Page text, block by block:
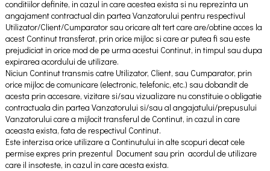
conditiilor definite, in cazul in care acestea exista si nu reprezinta un
angajament contractual din partea Vanzatorului pentru respectivul
Utilizator/Client/Cumparator sau oricare alt tert care are/obtine acces la
acest Continut transferat, prin orice mijloc si care ar putea fi sau este
prejudiciat in orice mod de pe urma acestui Continut, in timpul sau dupa
expirarea acordului de utilizare.
Niciun Continut transmis catre Utilizator, Client, sau Cumparator, prin
orice mijloc de comunicare (electronic, telefonic, etc.) sau dobandit de
acesta prin accesare, vizitare si/sau vizualizare nu constituie o obligatie
contractuala din partea Vanzatorului si/sau al angajatului/prepusului
Vanzatorului care a mijlocit transferul de Continut, in cazul in care
aceasta exista, fata de respectivul Continut.
Este interzisa orice utilizare a Continutului in alte scopuri decat cele
permise expres prin prezentul Document sau prin acordul de utilizare
care il insoteste, in cazul in care acesta exista.